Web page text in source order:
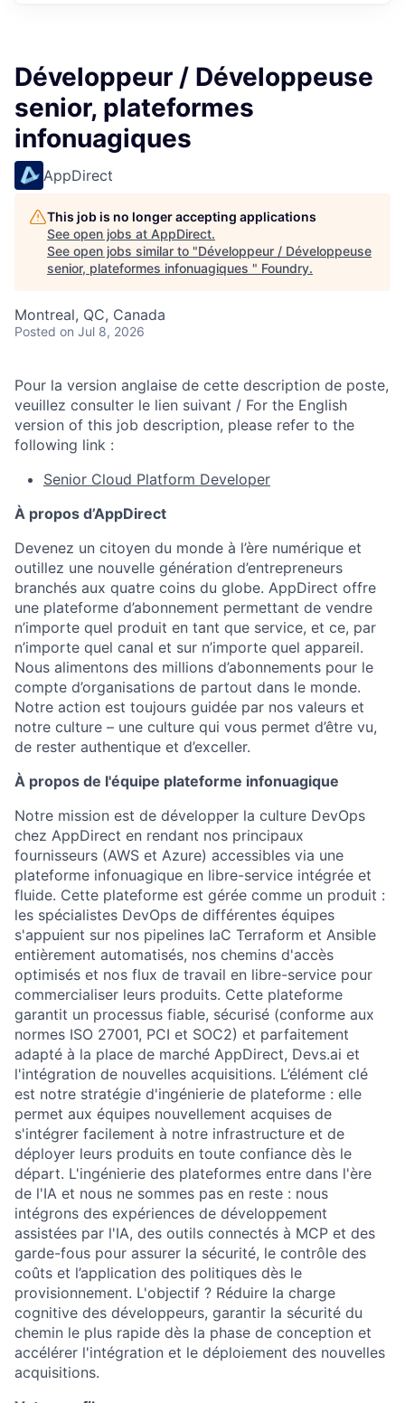
Développeur / Développeuse
senior, plateformes
infonuagiques
AppDirect
This job is no longer accepting applications
See open jobs at AppDirect.
See open jobs similar to "Développeur / Développeuse
senior, plateformes infonuagiques " Foundry.
Montreal, QC, Canada
Posted on Jul 8, 2026
Pour la version anglaise de cette description de poste,
veuillez consulter le lien suivant / For the English
version of this job description, please refer to the
following link :
Senior Cloud Platform Developer
À propos d’AppDirect
Devenez un citoyen du monde à l’ère numérique et
outillez une nouvelle génération d’entrepreneurs
branchés aux quatre coins du globe. AppDirect offre
une plateforme d’abonnement permettant de vendre
n’importe quel produit en tant que service, et ce, par
n’importe quel canal et sur n’importe quel appareil.
Nous alimentons des millions d’abonnements pour le
compte d’organisations de partout dans le monde.
Notre action est toujours guidée par nos valeurs et
notre culture – une culture qui vous permet d’être vu,
de rester authentique et d’exceller.
À propos de l'équipe plateforme infonuagique
Notre mission est de développer la culture DevOps
chez AppDirect en rendant nos principaux
fournisseurs (AWS et Azure) accessibles via une
plateforme infonuagique en libre-service intégrée et
fluide. Cette plateforme est gérée comme un produit :
les spécialistes DevOps de différentes équipes
s'appuient sur nos pipelines IaC Terraform et Ansible
entièrement automatisés, nos chemins d'accès
optimisés et nos flux de travail en libre-service pour
commercialiser leurs produits. Cette plateforme
garantit un processus fiable, sécurisé (conforme aux
normes ISO 27001, PCI et SOC2) et parfaitement
adapté à la place de marché AppDirect, Devs.ai et
l'intégration de nouvelles acquisitions. L’élément clé
est notre stratégie d'ingénierie de plateforme : elle
permet aux équipes nouvellement acquises de
s'intégrer facilement à notre infrastructure et de
déployer leurs produits en toute confiance dès le
départ. L'ingénierie des plateformes entre dans l'ère
de l'IA et nous ne sommes pas en reste : nous
intégrons des expériences de développement
assistées par l'IA, des outils connectés à MCP et des
garde-fous pour assurer la sécurité, le contrôle des
coûts et l’application des politiques dès le
provisionnement. L'objectif ? Réduire la charge
cognitive des développeurs, garantir la sécurité du
chemin le plus rapide dès la phase de conception et
accélérer l'intégration et le déploiement des nouvelles
acquisitions.